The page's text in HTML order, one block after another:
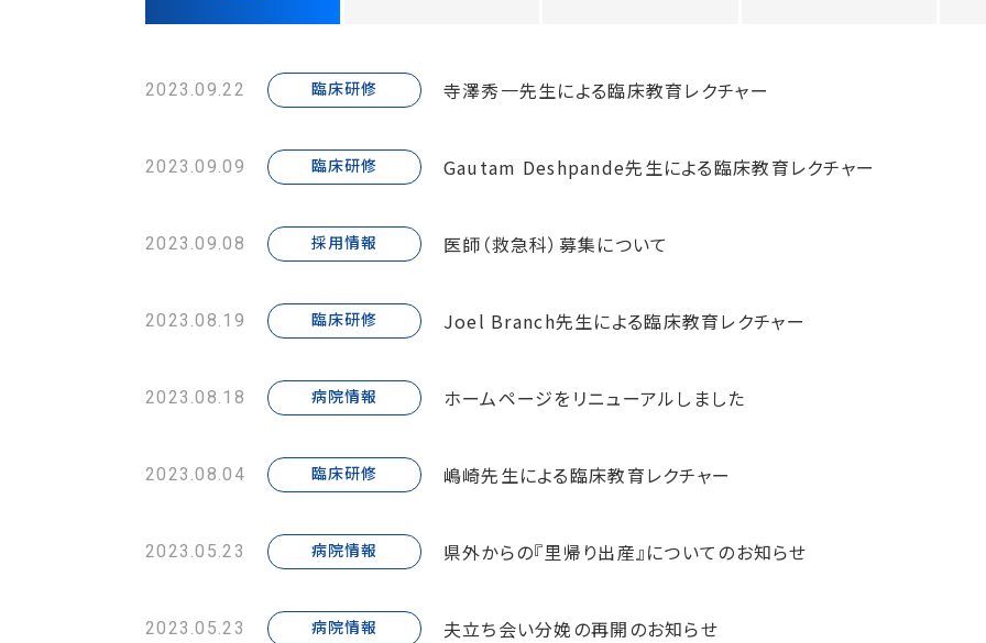
2023.09.22 臨床研修 寺澤秀一先生による臨床教育レクチャー
2023.09.09 臨床研修 Gautam Deshpande先生による臨床教育レクチャー
2023.09.08 採用情報 医師（救急科）募集について
2023.08.19 臨床研修 Joel Branch先生による臨床教育レクチャー
2023.08.18 病院情報 ホームページをリニューアルしました
2023.08.04 臨床研修 嶋崎先生による臨床教育レクチャー
2023.05.23 病院情報 県外からの『里帰り出産』についてのお知らせ
2023.05.23 病院情報 夫立ち会い分娩の再開のお知らせ